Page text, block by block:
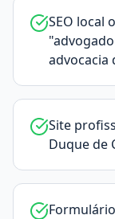
SEO local
advocacia
Site
Duque de